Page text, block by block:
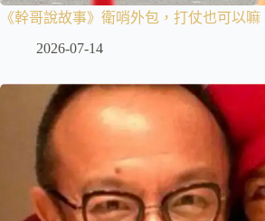
《幹哥說故事》衛哨外包，打仗也可以嘛
2026-07-14